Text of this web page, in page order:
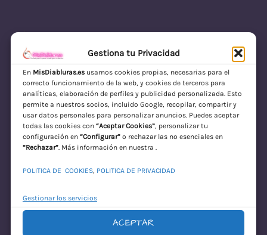
Gestiona tu Privacidad
En MisDiabluras.esusamos cookies propias, necesarias para el
correcto funcionamiento de la web, y cookies de terceros para
analíticas, elaboración de perfiles y publicidad personalizada. Esto
permite a nuestros socios, incluido Google, recopilar, compartir y
usar datos personales para personalizar anuncios. Puedes aceptar
todas las cookies con “Aceptar Cookies”, personalizar tu
configuración en “Configurar”o rechazar las no esenciales en
“Rechazar”. Más información en nuestra .
POLITICA DE COOKIES, POLITICA DE PRIVACIDAD
Gestionar los servicios
ACEPTAR
MisDiabluras | Sexshop Online con Envío
Discreto en España
Acceder